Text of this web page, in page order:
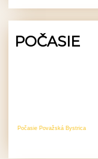
POČASIE
Počasie Považská Bystrica